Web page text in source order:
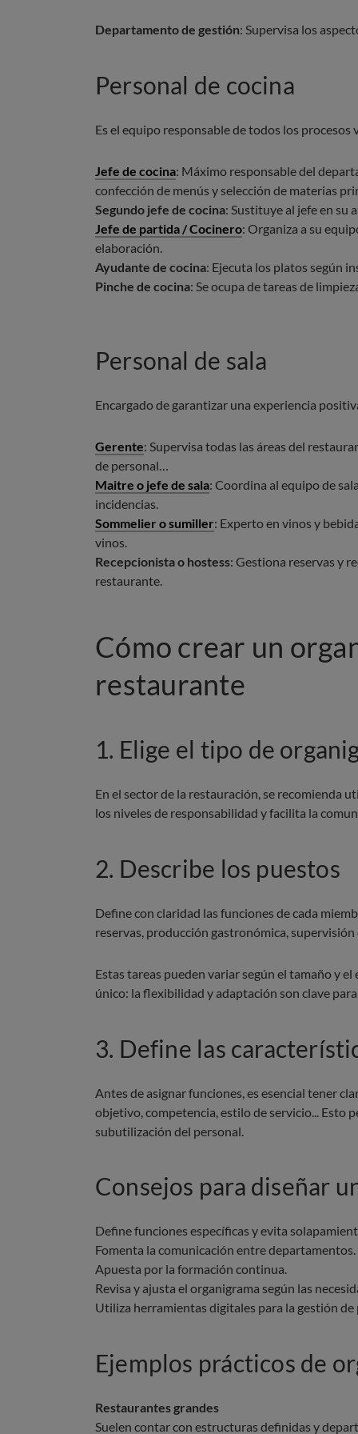
Departamento de gestión: Supervisa los
Personal de cocina
Es el equipo responsable de todos los
Jefe de cocina: Máximo responsable del
confección de menús y selección de materias
Segundo jefe de cocina: Sustituye al jefe en su
Jefe de partida / Cocinero: Organiza a su
elaboración.
Ayudante de cocina: Ejecuta los platos según
Pinche de cocina: Se ocupa de tareas de
Personal de sala
Encargado de garantizar una experiencia
Gerente: Supervisa todas las áreas del
de personal…
Maitre o jefe de sala: Coordina al equipo de
incidencias.
Sommelier o sumiller: Experto en vinos y
vinos.
Recepcionista o hostess: Gestiona reservas y
restaurante.
Cómo crear un
restaurante
1. Elige el tipo de
En el sector de la restauración, se recomienda
los niveles de responsabilidad y facilita la
2. Describe los puestos
Define con claridad las funciones de cada
reservas, producción gastronómica, supervisión
Estas tareas pueden variar según el tamaño y
único: la flexibilidad y adaptación son clave
3. Define las
Antes de asignar funciones, es esencial tener
objetivo, competencia, estilo de servicio... Esto
subutilización del personal.
Consejos para diseñar
Define funciones específicas y evita
Fomenta la comunicación entre departamentos.
Apuesta por la formación continua.
Revisa y ajusta el organigrama según las
Utiliza herramientas digitales para la gestión de
Ejemplos prácticos de
Restaurantes grandes
Suelen contar con estructuras definidas y